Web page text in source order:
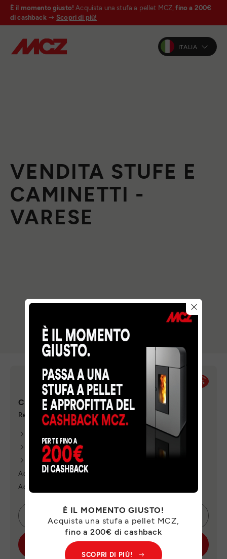
È il momento giusto! Acquista una stufa a pellet MCZ, fino a 200€
di cashback
Scopri di più!
ITALIA
VENDITA STUFE E
CAMINETTI -
VARESE
CERAMICHE SASSUOLO SRL
Referente : SALVATORE GATTO E VITTORIA CONCONI
VEDI TELEFONO
VEDI E-MAIL
Aderente alla campagna "Cashback MCZ"
Aderente alla campagna "Tasso zero"
CONTATTA SUBITO
SCOPRI IL PUNTO VENDITA
È IL MOMENTO GIUSTO!
Acquista una stufa a pellet MCZ,
fino a 200€ di cashback
SCOPRI DI PIÙ!